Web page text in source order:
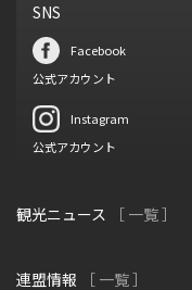
SNS
Facebook
公式アカウント
Instagram
公式アカウント
観光ニュース ［ 一覧 ］
連盟情報 ［ 一覧 ］